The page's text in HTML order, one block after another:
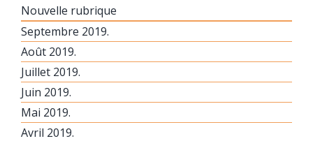
Nouvelle rubrique
Septembre 2019.
Août 2019.
Juillet 2019.
Juin 2019.
Mai 2019.
Avril 2019.